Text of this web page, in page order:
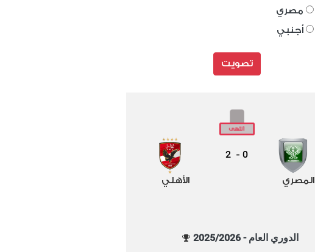
مصري
أجنبي
تصويت
المصري
0
-
2
الأهلي
الدوري العام - 2025/2026